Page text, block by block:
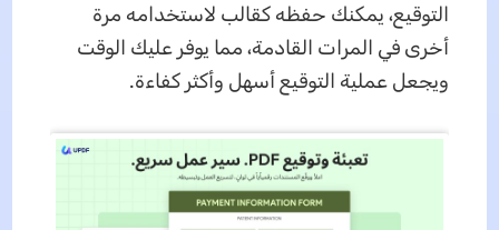
التوقيع، يمكنك حفظه كقالب لاستخدامه مرة
أخرى في المرات القادمة، مما يوفر عليك الوقت
ويجعل عملية التوقيع أسهل وأكثر كفاءة.